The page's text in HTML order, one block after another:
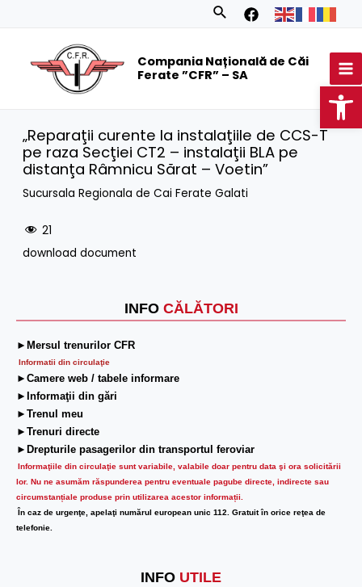
Search
Compania Națională de Căi
Ferate ”CFR” – SA
INFO CĂLĂTORI
►Mersul trenurilor CFR
Informatii din circulaţie
►Camere web / tabele informare
►Informaţii din gări
►Trenul meu
►Trenuri directe
►Drepturile pasagerilor din transportul feroviar
Informaţiile din circulaţie sunt variabile, valabile doar pentru data şi ora solicitării
lor. Nu ne asumăm răspunderea pentru eventuale pagube directe, indirecte sau
circumstanțiale produse prin utilizarea acestor informații.
În caz de urgenţe, apelaţi numărul european unic 112. Gratuit în orice reţea de
telefonie.
INFO UTILE
„Reparaţii curente la instalaţiile de CCS-T
pe raza Secţiei CT2 – instalaţii BLA pe
distanţa Râmnicu Sărat – Voetin”
Sucursala Regionala de Cai Ferate Galati
21
download document